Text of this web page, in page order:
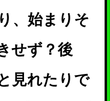
、始まりそ
せず？後
見れたりで